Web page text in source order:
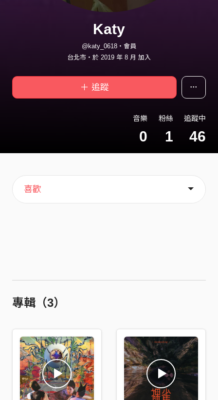
Katy
@katy_0618・會員
台北市・於 2019 年 8 月 加入
＋ 追蹤
音樂
0
粉絲
1
追蹤中
46
主頁
歌單
喜歡
關於
專輯（3）